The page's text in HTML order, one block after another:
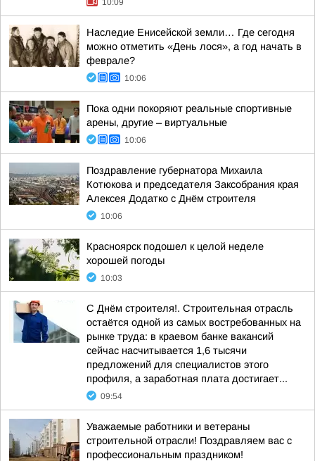
10:09
Наследие Енисейской земли… Где сегодня
можно отметить «День лося», а год начать в
феврале?
10:06
Пока одни покоряют реальные спортивные
арены, другие – виртуальные
10:06
Поздравление губернатора Михаила
Котюкова и председателя Заксобрания края
Алексея Додатко с Днём строителя
10:06
Красноярск подошел к целой неделе
хорошей погоды
10:03
С Днём строителя!. Строительная отрасль
остаётся одной из самых востребованных на
рынке труда: в краевом банке вакансий
сейчас насчитывается 1,6 тысячи
предложений для специалистов этого
профиля, а заработная плата достигает...
09:54
Уважаемые работники и ветераны
строительной отрасли! Поздравляем вас с
профессиональным праздником!